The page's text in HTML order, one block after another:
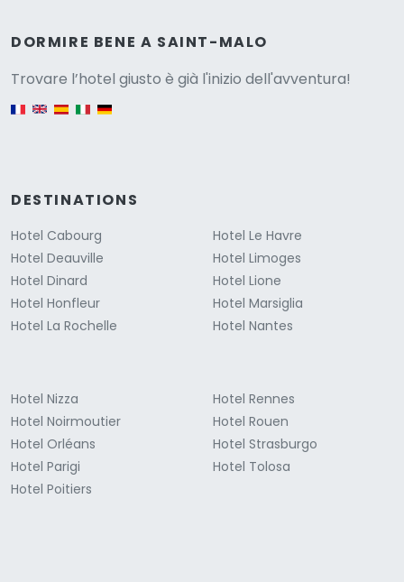
DORMIRE BENE A SAINT-MALO
Trovare l’hotel giusto è già l'inizio dell'avventura!
English version
DESTINATIONS
Hotel Cabourg
Hotel Deauville
Hotel Dinard
Hotel Honfleur
Hotel La Rochelle
Hotel Le Havre
Hotel Limoges
Hotel Lione
Hotel Marsiglia
Hotel Nantes
Hotel Nizza
Hotel Noirmoutier
Hotel Orléans
Hotel Parigi
Hotel Poitiers
Hotel Rennes
Hotel Rouen
Hotel Strasburgo
Hotel Tolosa